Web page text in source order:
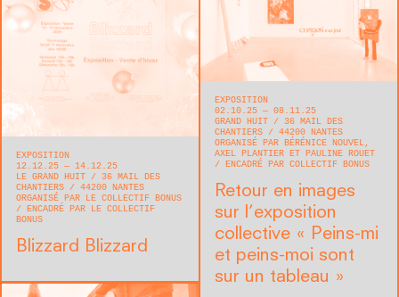
EXPOSITION
12.12.25 — 14.12.25
LE GRAND HUIT
36 MAIL DES
CHANTIERS
44200 NANTES
ORGANISÉ PAR LE COLLECTIF BONUS
ENCADRÉ PAR LE COLLECTIF
BONUS
Blizzard Blizzard
EXPOSITION
02.10.25 — 08.11.25
GRAND HUIT
36 MAIL DES
CHANTIERS
44200 NANTES
ORGANISÉ PAR BÉRÉNICE NOUVEL,
AXEL PLANTIER ET PAULINE ROUET
ENCADRÉ PAR COLLECTIF BONUS
Retour en images
sur l’exposition
collective « Peins-mi
et peins-moi sont
sur un tableau »